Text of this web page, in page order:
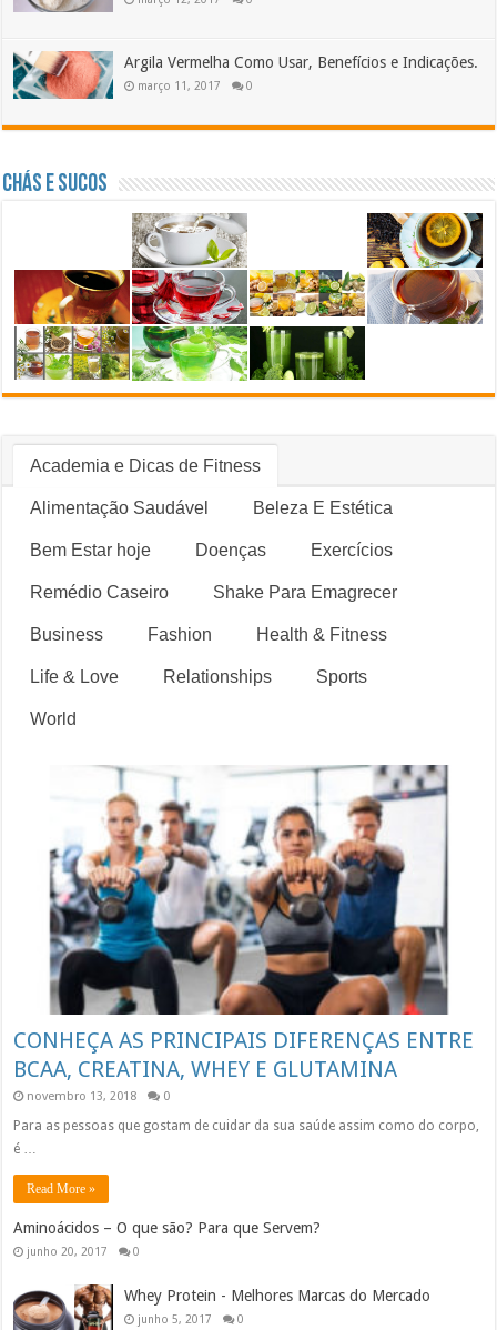
Argila Vermelha Como Usar, Benefícios e Indicações.
março 11, 2017 0
Chás e Sucos
Academia e Dicas de Fitness
Alimentação Saudável Beleza E Estética
Bem Estar hoje Doenças Exercícios
Remédio Caseiro Shake Para Emagrecer
Business Fashion Health & Fitness
Life & Love Relationships Sports
World
CONHEÇA AS PRINCIPAIS DIFERENÇAS ENTRE
BCAA, CREATINA, WHEY E GLUTAMINA
novembro 13, 2018 0
Para as pessoas que gostam de cuidar da sua saúde assim como do corpo,
é …
Read More »
Aminoácidos – O que são? Para que Servem?
junho 20, 2017 0
Whey Protein - Melhores Marcas do Mercado
junho 5, 2017 0